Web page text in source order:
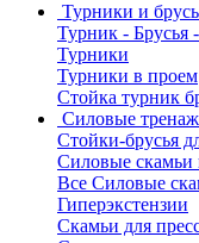
Турники и
Турник - Брусья
Турники
Турники в проем
Стойка турник
Силовые
Стойки-брусья
Силовые скамьи
Все Силовые
Гиперэкстензии
Скамьи для